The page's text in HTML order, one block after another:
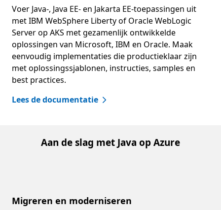
Voer Java-, Java EE- en Jakarta EE-toepassingen uit
met IBM WebSphere Liberty of Oracle WebLogic
Server op AKS met gezamenlijk ontwikkelde
oplossingen van Microsoft, IBM en Oracle. Maak
eenvoudig implementaties die productieklaar zijn
met oplossingssjablonen, instructies, samples en
best practices.
Lees de documentatie
Aan de slag met Java op Azure
Migreren en moderniseren